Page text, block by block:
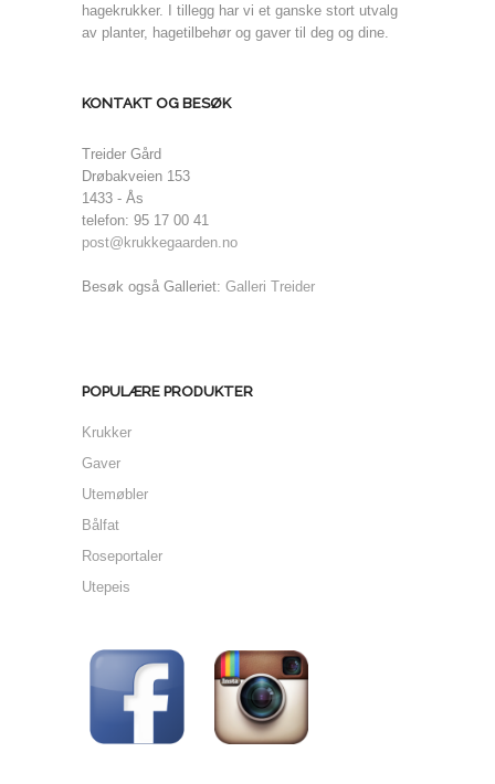
hagekrukker. I tillegg har vi et ganske stort utvalg
av planter, hagetilbehør og gaver til deg og dine.
KONTAKT OG BESØK
Treider Gård
Drøbakveien 153
1433 - Ås
telefon: 95 17 00 41
post@krukkegaarden.no
Besøk også Galleriet: Galleri Treider
POPULÆRE PRODUKTER
Krukker
Gaver
Utemøbler
Bålfat
Roseportaler
Utepeis